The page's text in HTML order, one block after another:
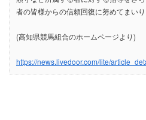
者の皆様からの信頼回復に努めてまいり
(高知県競馬組合のホームページより)
https://news.livedoor.com/lite/